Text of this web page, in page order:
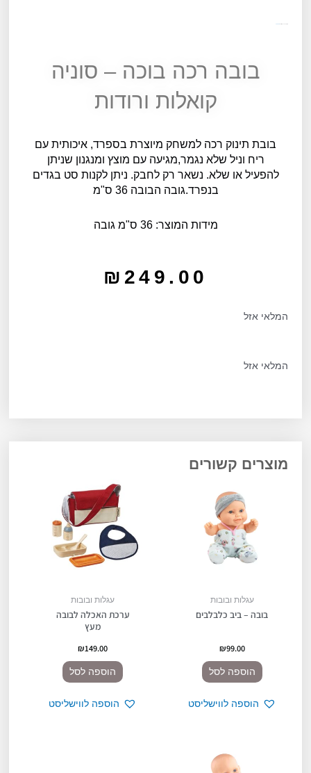
בובה רכה בוכה – סוניה
קואלות ורודות
בובת תינוק רכה למשחק מיוצרת בספרד, איכותית עם
ריח וניל שלא נגמר,מגיעה עם מוצץ ומנגנון שניתן
להפעיל או שלא. נשאר רק לחבק. ניתן לקנות סט בגדים
בנפרד.גובה הבובה 36 ס"מ
מידות המוצר: 36 ס"מ גובה
₪ 249.00
המלאי אזל
המלאי אזל
מוצרים קשורים
עגלות ובובות
בובה – ביב כלבלבים
₪99.00
הוספה לסל
הוספה לווישליסט
עגלות ובובות
ערכת האכלה לבובה
מעץ
₪149.00
הוספה לסל
הוספה לווישליסט